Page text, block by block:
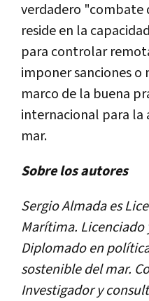
verdadero "combate
reside en la
para controlar
imponer sanciones
marco de la buena
internacional para la
mar.
Sobre los autores
Sergio Almada es
Marítima. Licenciado
Diplomado en
sostenible del mar.
Investigador y